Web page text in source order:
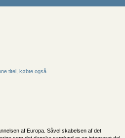
titel, købte også
af Europa. Såvel skabelsen af det